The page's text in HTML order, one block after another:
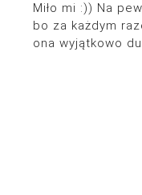
Miło mi :)) Na
bo za każdym
ona wyjątkowo